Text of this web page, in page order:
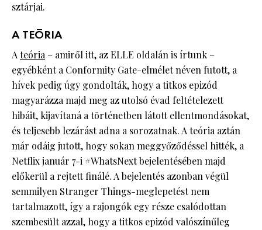
sztárjai.
A TEÓRIA
Ateória– amiről itt, az ELLE oldalán is írtunk –
egyébként a Conformity Gate-elmélet néven futott, a
hívek pedig úgy gondolták, hogy a titkos epizód
magyarázza majd meg az utolsó évad feltételezett
hibáit, kijavítaná a történetben látott ellentmondásokat,
és teljesebb lezárást adna a sorozatnak. A teória aztán
már odáig jutott, hogy sokan meggyőződéssel hitték, a
Netflix január 7-i #WhatsNext bejelentésében majd
előkerül a rejtett finálé. A bejelentés azonban végül
semmilyen Stranger Things-meglepetést nem
tartalmazott, így a rajongók egy része csalódottan
szembesült azzal, hogy a titkos epizód valószínűleg